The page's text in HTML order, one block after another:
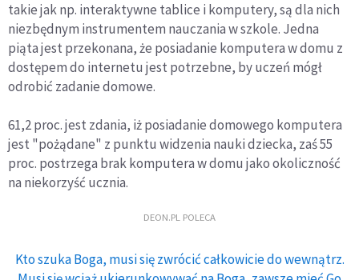
takie jak np. interaktywne tablice i komputery, są dla nich
niezbędnym instrumentem nauczania w szkole. Jedna
piąta jest przekonana, że posiadanie komputera w domu z
dostępem do internetu jest potrzebne, by uczeń mógł
odrobić zadanie domowe.
61,2 proc. jest zdania, iż posiadanie domowego komputera
jest "pożądane" z punktu widzenia nauki dziecka, zaś 55
proc. postrzega brak komputera w domu jako okoliczność
na niekorzyść ucznia.
DEON.PL POLECA
Kto szuka Boga, musi się zwrócić całkowicie do wewnątrz.